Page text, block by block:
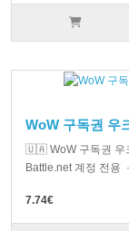
WoW 구독권 우
🇺🇦 WoW 구독권 우
Battle.net 계정 전용
7.74€